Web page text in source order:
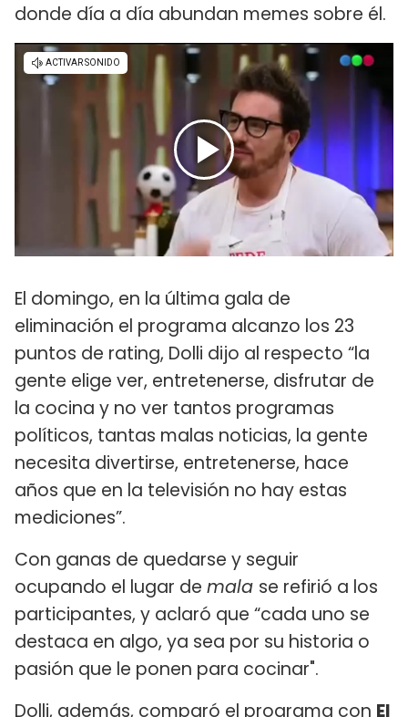
donde día a día abundan memes sobre él.
El domingo, en la última gala de
eliminación el programa alcanzo los 23
puntos de rating, Dolli dijo al respecto “la
gente elige ver, entretenerse, disfrutar de
la cocina y no ver tantos programas
políticos, tantas malas noticias, la gente
necesita divertirse, entretenerse, hace
años que en la televisión no hay estas
mediciones”.
Con ganas de quedarse y seguir
ocupando el lugar de mala se refirió a los
participantes, y aclaró que “cada uno se
destaca en algo, ya sea por su historia o
pasión que le ponen para cocinar".
Dolli, además, comparó el programa con El